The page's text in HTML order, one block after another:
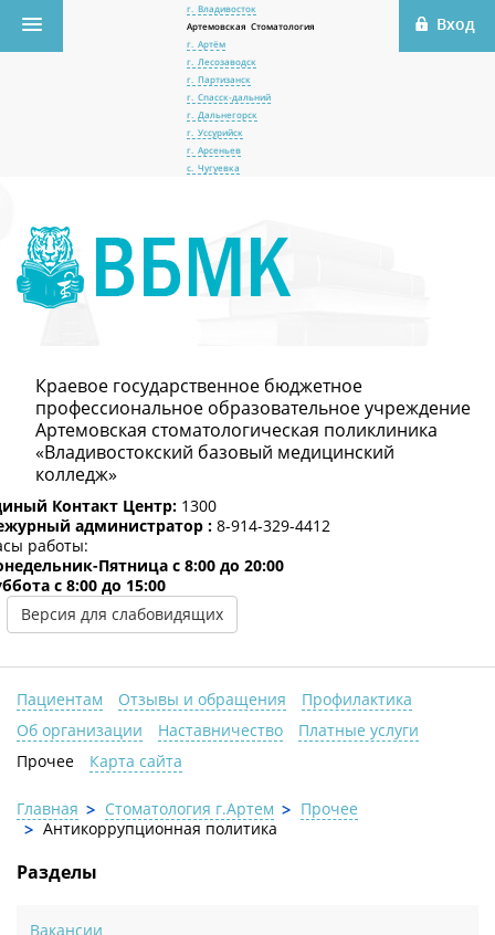
г. Владивосток
Артемовская Стоматология
г. Артём
г. Лесозаводск
г. Партизанск
г. Спасск-дальний
г. Дальнегорск
г. Уссурийск
г. Арсеньев
с. Чугуевка
Краевое государственное бюджетное
профессиональное образовательное учреждение
Артемовская стоматологическая поликлиника
«Владивостокский базовый медицинский
колледж»
Контакт Центр: 1300
администратор : 8-914-329-4412
работы:
Пятница c 8:00 до 20:00
с 8:00 до 15:00
Версия для слабовидящих
Пациентам Отзывы и обращения
Профилактика
Об организации
Наставничество
Платные услуги
Прочее
Карта сайта
Главная Стоматология г.Артем
Прочее
Антикоррупционная политика
Разделы
Вакансии